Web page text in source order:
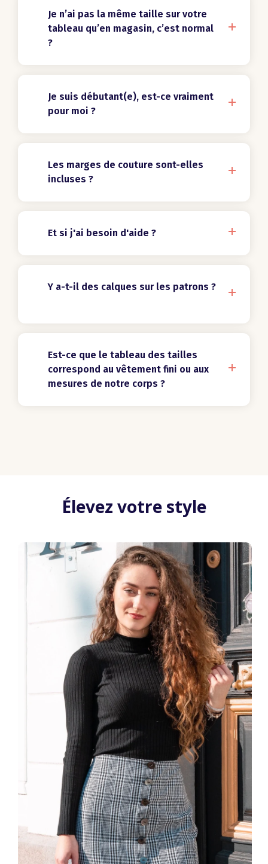
Je n’ai pas la même taille sur votre
tableau qu’en magasin, c’est normal
?
Je suis débutant(e), est-ce vraiment
pour moi ?
Les marges de couture sont-elles
incluses ?
Et si j'ai besoin d'aide ?
Y a-t-il des calques sur les patrons ?
Est-ce que le tableau des tailles
correspond au vêtement fini ou aux
mesures de notre corps ?
Élevez votre style